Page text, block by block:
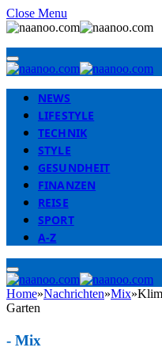
Close Menu
NEWS
LIFESTYLE
TECHNIK
STYLE
GESUNDHEIT
FINANZEN
REISE
SPORT
A-Z
Home»Nachrichten»Mix»
Garten
- Mix